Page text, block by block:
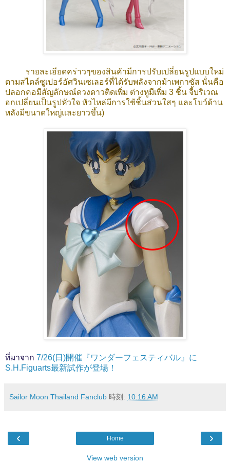
รายละเอียดคร่าวๆของสินค้ามีการปรับเปลี่ยนรูปแบบใหม่
ตามสไตล์ซูเปอร์อัศวินเซเลอร์ที่ได้รับพลังจากม้าเพกาซัส นั่นคือ
ปลอกคอมีสัญลักษณ์ดวงดาวติดเพิ่ม ต่างหูมีเพิ่ม 3 ชิ้น จี้บริเวณ
อกเปลี่ยนเป็นรูปหัวใจ หัวไหล่มีการใช้ชิ้นส่วนใสๆ และโบว์ด้าน
หลังมีขนาดใหญ่และยาวขึ้น)
ที่มาจาก 7/26(日)開催『ワンダーフェスティバル』に
S.H.Figuarts最新試作が登場！
Sailor Moon Thailand Fanclub 時刻: 10:16 AM
‹ ›
Home
View web version